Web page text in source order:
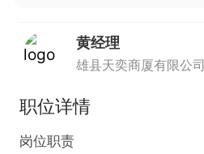
黄经理
雄县天奕商厦有限公司
职位详情
岗位职责